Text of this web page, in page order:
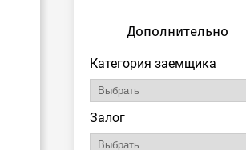
Дополнительно
Категория заемщика
Залог